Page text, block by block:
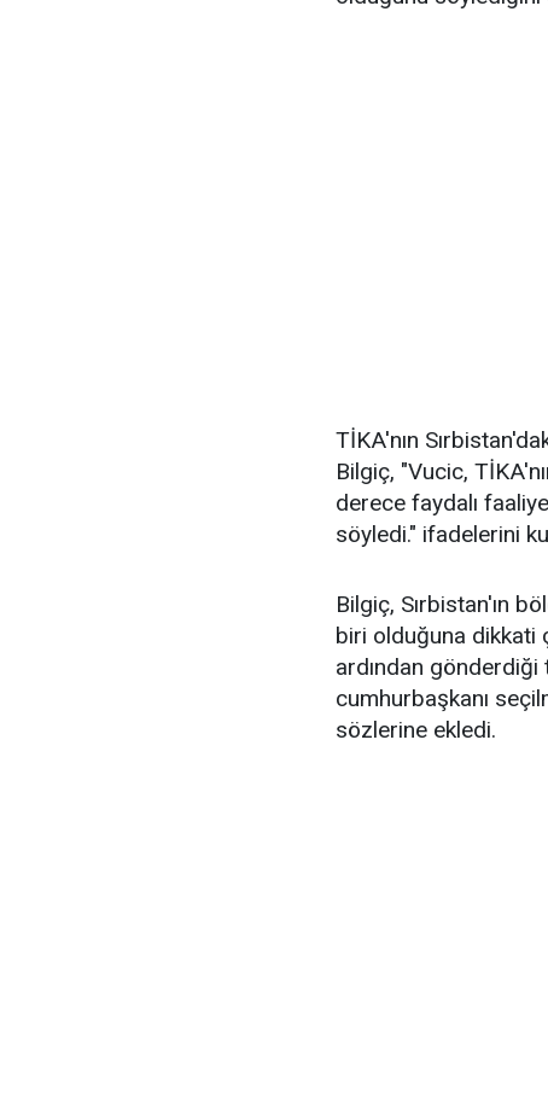
TİKA'nın
Bilgiç, "Vucic,
derece faydalı
söyledi." ifadelerini
Bilgiç, Sırbistan'ın
biri olduğuna dikkati
ardından gönderdiği
cumhurbaşkanı
sözlerine ekledi.